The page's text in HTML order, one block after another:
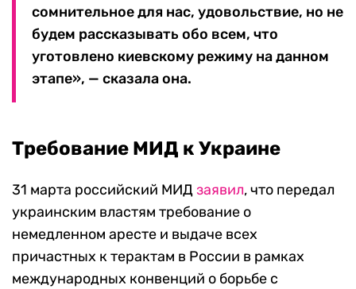
сомнительное для нас, удовольствие, но не
будем рассказывать обо всем, что
уготовлено киевскому режиму на данном
этапе», — сказала она.
Требование МИД к Украине
31 марта российский МИДзаявил, что передал
украинским властям требование о
немедленном аресте и выдаче всех
причастных к терактам в России в рамках
международных конвенций о борьбе с